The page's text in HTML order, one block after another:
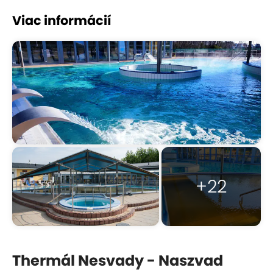
Viac informácií
+22
Thermál Nesvady - Naszvad